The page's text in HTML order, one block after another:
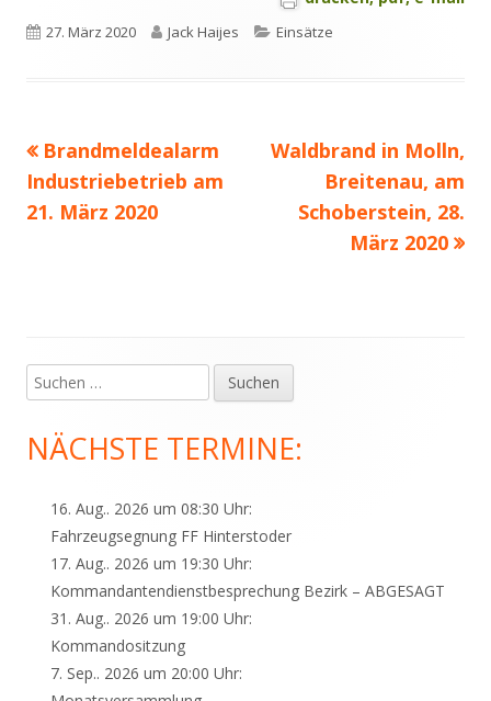
Veröffentlicht
27. März 2020 Autor
Jack Haijes Kategorien
Einsätze
Beitragsnavigation
Vorheriger
Beitrag:
Brandmeldealarm
Industriebetrieb am
21. März 2020
Nächster
Beitrag
Waldbrand in Molln,
Breitenau, am
Schoberstein, 28.
März 2020
Haupt-
Seitenleiste
Suchen
nach:
NÄCHSTE TERMINE:
16. Aug.. 2026 um 08:30 Uhr:
Fahrzeugsegnung FF Hinterstoder
17. Aug.. 2026 um 19:30 Uhr:
Kommandantendienstbesprechung Bezirk – ABGESAGT
31. Aug.. 2026 um 19:00 Uhr:
Kommandositzung
7. Sep.. 2026 um 20:00 Uhr: